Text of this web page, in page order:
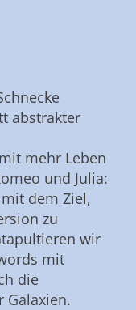
abstrakter
mehr Leben
und Julia:
dem Ziel,
zu
wir
mit
die
Galaxien.